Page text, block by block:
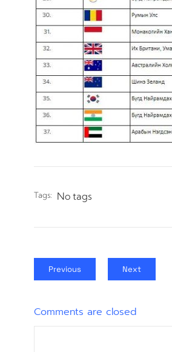
Tags: No tags
Previous Next
Comments are closed